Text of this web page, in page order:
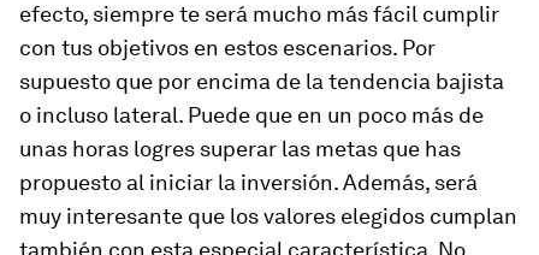
efecto, siempre te será mucho más fácil cumplir
con tus objetivos en estos escenarios. Por
supuesto que por encima de la tendencia bajista
o incluso lateral. Puede que en un poco más de
unas horas logres superar las metas que has
propuesto al iniciar la inversión. Además, será
muy interesante que los valores elegidos cumplan
también con esta especial característica. No